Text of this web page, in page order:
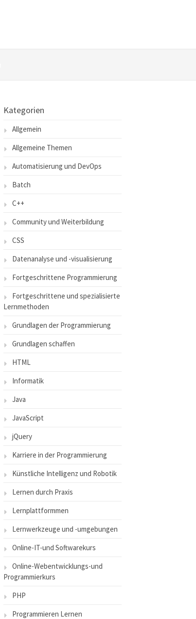
Kategorien
Allgemein
Allgemeine Themen
Automatisierung und DevOps
Batch
C++
Community und Weiterbildung
CSS
Datenanalyse und -visualisierung
Fortgeschrittene Programmierung
Fortgeschrittene und spezialisierte
Lernmethoden
Grundlagen der Programmierung
Grundlagen schaffen
HTML
Informatik
Java
JavaScript
jQuery
Karriere in der Programmierung
Künstliche Intelligenz und Robotik
Lernen durch Praxis
Lernplattformmen
Lernwerkzeuge und -umgebungen
Online-IT-und Softwarekurs
Online-Webentwicklungs-und
Programmierkurs
PHP
Programmieren Lernen